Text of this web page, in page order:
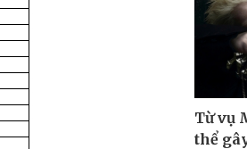
Từ vụ
thể